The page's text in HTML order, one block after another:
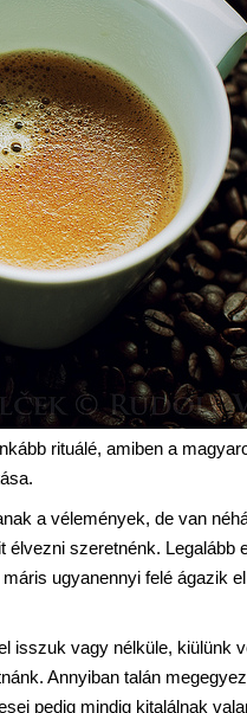
rituálé, amiben a
a vélemények, de van
szeretnénk. Legalább
ugyanennyi felé ágazik
isszuk vagy nélküle, kiülünk
Annyiban talán
pedig mindig kitalálnak